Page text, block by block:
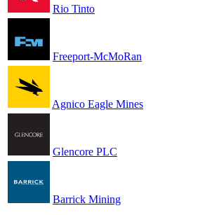
Rio Tinto
Freeport-McMoRan
Agnico Eagle Mines
Glencore PLC
Barrick Mining